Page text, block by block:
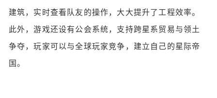
建筑，实时查看队友的操作，大大提升了工程效率。
此外，游戏还设有公会系统，支持跨星系贸易与领土
争夺，玩家可以与全球玩家竞争，建立自己的星际帝
国。